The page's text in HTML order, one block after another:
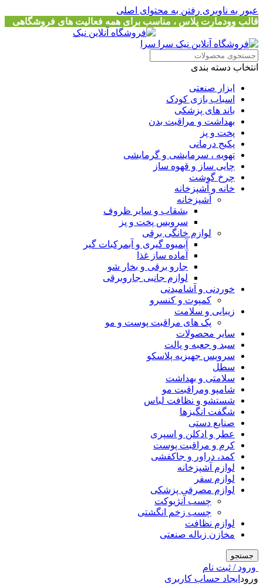
عبور به ناوبری رفتن به محتوای اصلی
قالب وودمارت پلاس ، مناسب برای همه فعالیت های فروشگاهی
انتخاب دسته بندی
ابزار صنعتی
اسباب بازی کودک
باند های پزشکی
بهداشت و مراقبت بدن
پخت و پز
پکیج درمانی
تهویه ، سرمایشی و گرمایشی
چایی ساز و قهوه ساز
چرخ گوشت
خانه و آشپزخانه
آشپزخانه
بشقاب و سایر ظروف
سرویس پخت و پز
لوازم خانگی برقی
آبمیوه گیری و آبمرکبات گیر
آماده ساز غذا
جارو برقی و بخار شو
لوازم جانبی جاروبرقی
خوردنی و آشامیدنی
کمپوت و کنسرو
زیبایی و سلامت
پک های مراقبت پوست و مو
سایر محصولات
سبد و جعبه و پالت
سرویس جهیزیه پلاسکو
سطل
سلامتی و بهداشت
شامپو ومراقبت مو
شستشو و نظافت لباس
شگفت انگیزها
صنایع دستی
عطر و ادکلن و اسپری
کرم و مراقبت پوست
کمد، دراور و جاکفشی
لوازم آشپزخانه
لوازم سفر
لوازم مصرفی پزشکی
چسب آنژیوکت
چسب زخم انگشتی
لوازم نظافت
مخازن زباله صنعتی
جستجو
ورود / ثبت نام
ورود ایجاد حساب کاربری